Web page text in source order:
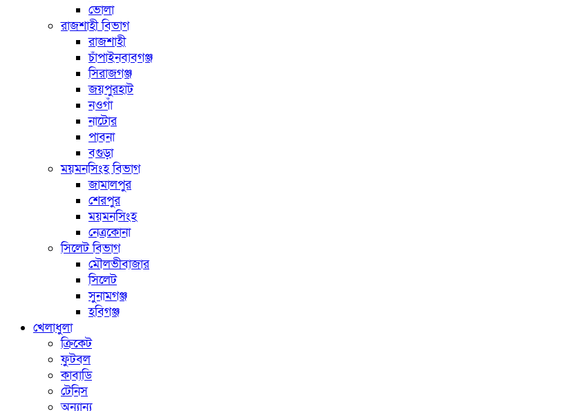
ভোলা
রাজশাহী বিভাগ
রাজশাহী
চাঁপাইনবাবগঞ্জ
সিরাজগঞ্জ
জয়পুরহাট
নওগাঁ
নাটোর
পাবনা
বগুড়া
ময়মনসিংহ বিভাগ
জামালপুর
শেরপুর
ময়মনসিংহ
নেত্রকোনা
সিলেট বিভাগ
মৌলভীবাজার
সিলেট
সুনামগঞ্জ
হবিগঞ্জ
খেলাধুলা
ক্রিকেট
ফুটবল
কাবাডি
টেনিস
অন্যান্য